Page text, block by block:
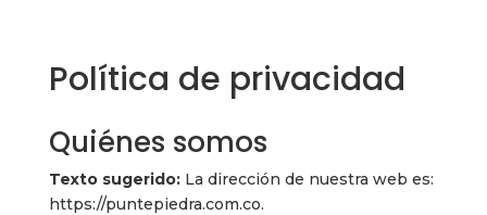
Política de privacidad
Quiénes somos
Texto sugerido: La dirección de nuestra web es:
https://puntepiedra.com.co.